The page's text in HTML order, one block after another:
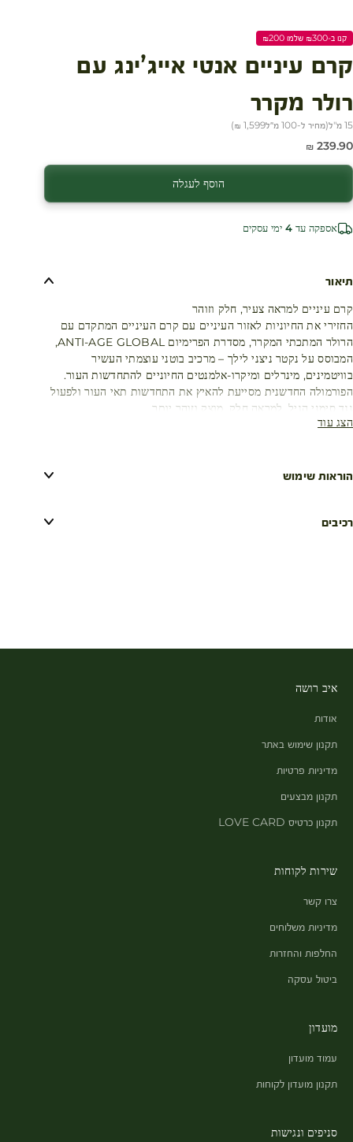
קנו ב-₪300 שלמו ₪200
קרם עיניים אנטי אייג’ינג עם
רולר מקרר
15 מ"ל (מחיר ל-100 מ״ל 1,599 ₪
)
מחיר מבצע
239.90 ₪
הוסף לעגלה
אספקה עד 4 ימי עסקים
תיאור
קרם עיניים למראה צעיר, חלק וזוהר
החזירי את החיוניות לאזור העיניים עם קרם העיניים המתקדם עם
הרולר המתכתי המקרר, מסדרת הפרימיום ANTI-AGE GLOBAL,
המבוסס על נקטר ניצני לילך – מרכיב בוטני עוצמתי העשיר
בוויטמינים, מינרלים ומיקרו-אלמנטים החיוניים להתחדשות העור.
הפורמולה החדשנית מסייעת להאיץ את התחדשות תאי העור ולפעול
נגד סימני הגיל, למראה חלק, מוצק וזוהר יותר.
הרולר המתכתי המקרר מעניק תחושת רעננות מיידית ומאפשר מריחה
העיניים.
הצג עוד
הוראות שימוש
רכיבים
איב רושה
אודות
תקנון שימוש באתר
מדיניות פרטיות
תקנון מבצעים
תקנון כרטיס LOVE CARD
שירות לקוחות
צרו קשר
מדיניות משלוחים
החלפות והחזרות
ביטול עסקה
מועדון
עמוד מועדון
תקנון מועדון לקוחות
סניפים ונגישות